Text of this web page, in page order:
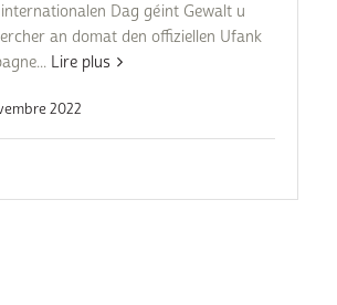
Dag géint Gewalt u
an domat den offiziellen Ufank
Lire plus
2022